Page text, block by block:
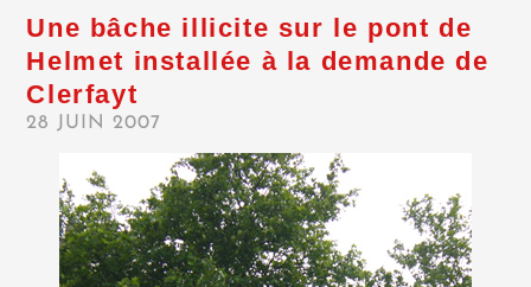
Une bâche illicite sur le pont de
Helmet installée à la demande de
Clerfayt
28 JUIN 2007